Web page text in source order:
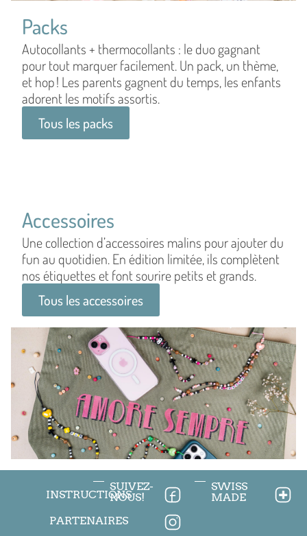
Packs
Autocollants + thermocollants : le duo gagnant
pour tout marquer facilement. Un pack, un thème,
et hop ! Les parents gagnent du temps, les enfants
adorent les motifs assortis.
Tous les packs
Accessoires
Une collection d’accessoires malins pour ajouter du
fun au quotidien. En édition limitée, ils complètent
nos étiquettes et font sourire petits et grands.
Tous les accessoires
INSTRUCTIONS
PARTENAIRES
SUIVEZ-
NOUS!
SWISS
MADE